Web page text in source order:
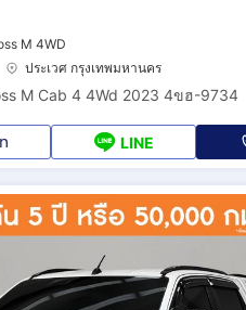
4 ทิศทาง
ลัง
M 4WD
ประเวศ กรุงเทพมหานคร
M Cab 4 4Wd 2023 4ขฮ-9734
LINE